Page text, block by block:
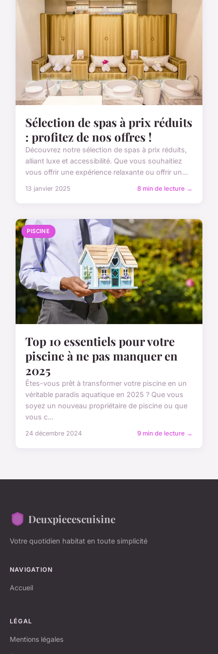
Sélection de spas à prix réduits
: profitez de nos offres !
Découvrez notre sélection de spas à prix réduits,
alliant luxe et accessibilité. Que vous souhaitiez
vous offrir une expérience relaxante ou offrir un...
13 janvier 2025 8 min de lecture →
PISCINE
Top 10 essentiels pour votre
piscine à ne pas manquer en
2025
Êtes-vous prêt à transformer votre piscine en un
véritable paradis aquatique en 2025 ? Que vous
soyez un nouveau propriétaire de piscine ou que
vous c...
24 décembre 2024 9 min de lecture →
Deuxpiecescuisine
Votre quotidien habitat en toute simplicité
NAVIGATION
Accueil
LÉGAL
Mentions légales